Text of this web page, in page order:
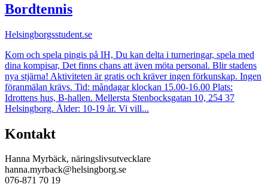
Bordtennis
Helsingborgsstudent.se
Kom och spela pingis på IH, Du kan delta i turneringar, spela med
dina kompisar, Det finns chans att även möta personal. Blir stadens
nya stjärna! Aktiviteten är gratis och kräver ingen förkunskap. Ingen
föranmälan krävs. Tid: måndagar klockan 15.00-16.00 Plats:
Idrottens hus, B-hallen. Mellersta Stenbocksgatan 10, 254 37
Helsingborg. Ålder: 10-19 år. Vi vill...
Kontakt
Hanna Myrbäck, näringslivsutvecklare
hanna.myrback@helsingborg.se
076-871 70 19